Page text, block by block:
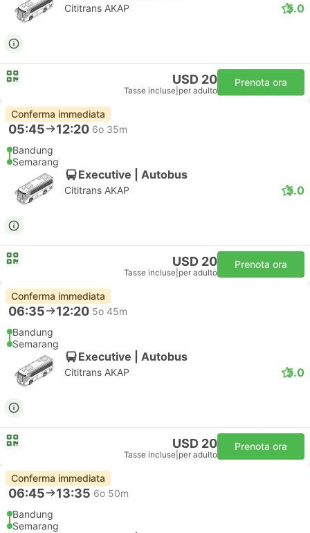
Cititrans AKAP 5.0
USD 20
Tasse incluse per adulto
Prenota ora
Conferma immediata
05:45 12:20 6o 35m
Bandung
Semarang
Executive | Autobus
Cititrans AKAP 5.0
USD 20
Tasse incluse per adulto
Prenota ora
Conferma immediata
06:35 12:20 5o 45m
Bandung
Semarang
Executive | Autobus
Cititrans AKAP 5.0
USD 20
Tasse incluse per adulto
Prenota ora
Conferma immediata
06:45 13:35 6o 50m
Bandung
Semarang